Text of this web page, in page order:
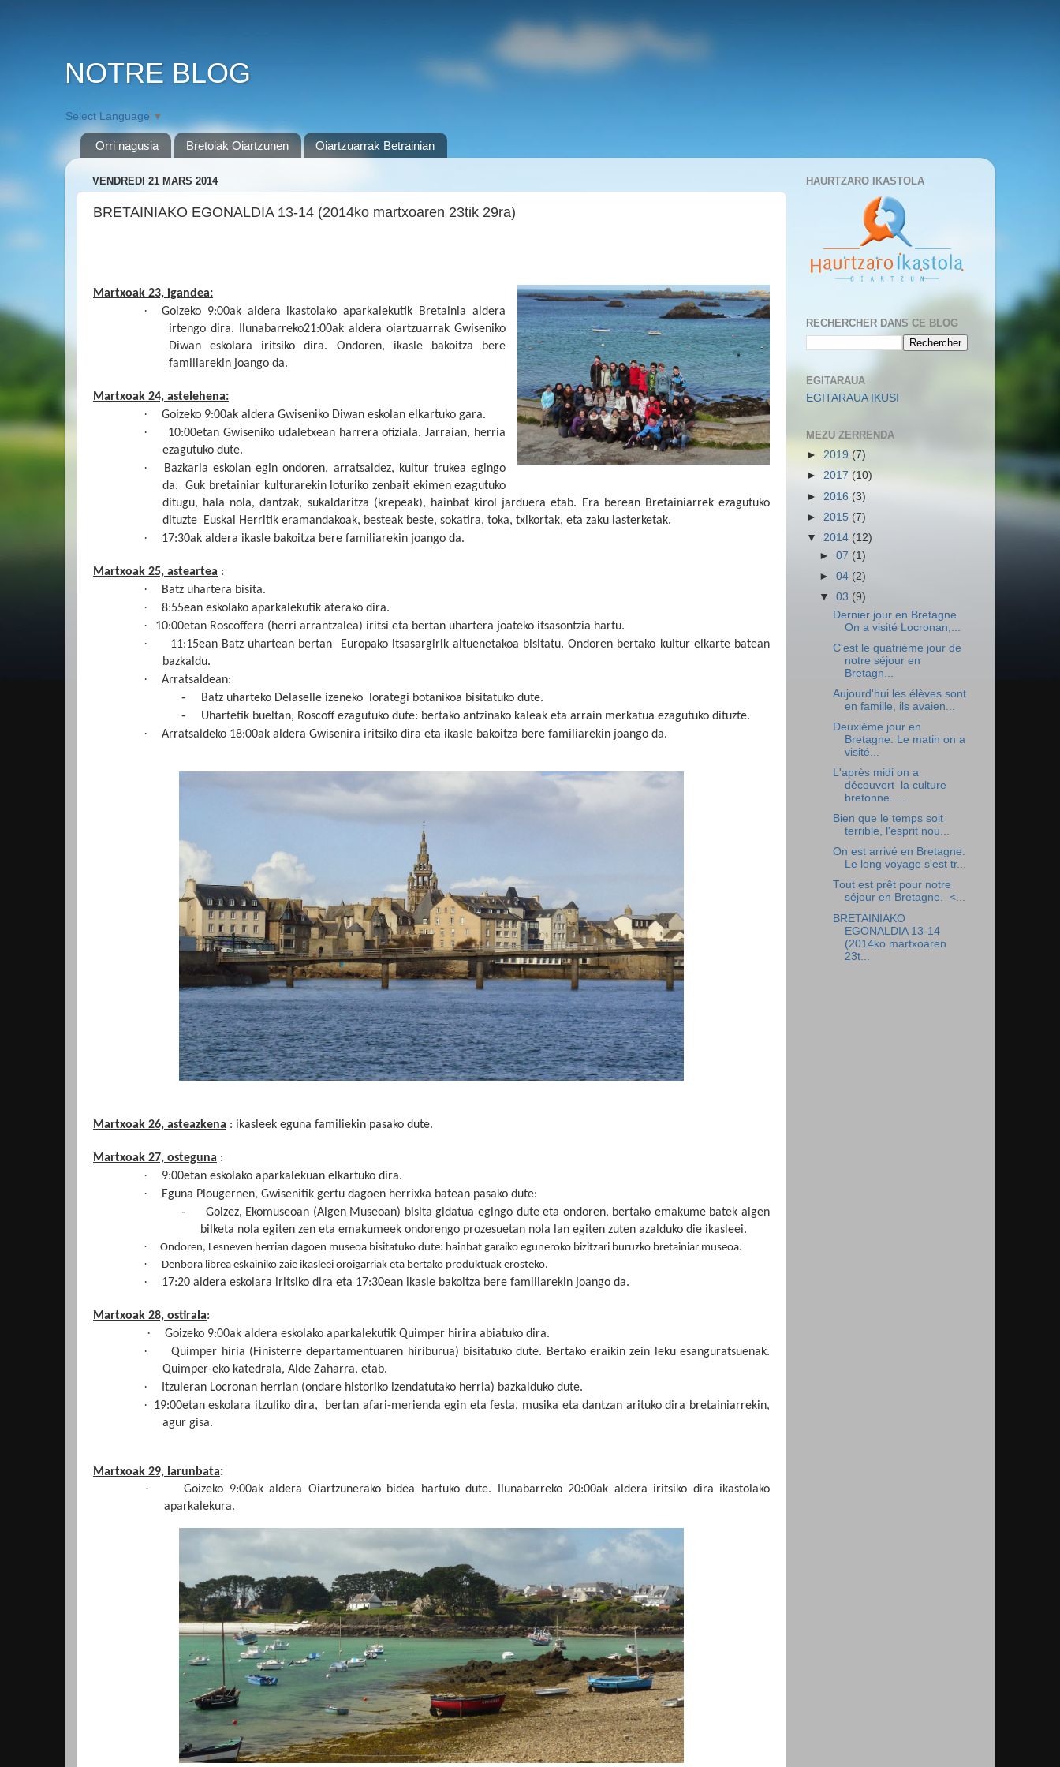
NOTRE BLOG
Select Language ▼
Orri nagusia Bretoiak Oiartzunen Oiartzuarrak Betrainian
VENDREDI 21 MARS 2014
BRETAINIAKO EGONALDIA 13-14 (2014ko martxoaren 23tik 29ra)
Martxoak 23, igandea:
·
Goizeko 9:00ak aldera ikastolako aparkalekutik Bretainia aldera
irtengo dira. Ilunabarreko21:00ak aldera oiartzuarrak Gwiseniko
Diwan eskolara iritsiko dira. Ondoren, ikasle bakoitza bere
familiarekin joango da.
Martxoak 24, astelehena:
· Goizeko 9:00ak aldera Gwiseniko Diwan eskolan elkartuko gara.
·
10:00etan Gwiseniko udaletxean harrera ofiziala. Jarraian, herria
ezagutuko dute.
·
Bazkaria eskolan egin ondoren, arratsaldez, kultur trukea egingo
da.
Guk bretainiar kulturarekin loturiko zenbait ekimen ezagutuko
ditugu, hala nola, dantzak, sukaldaritza (krepeak), hainbat kirol jarduera etab. Era berean Bretainiarrek ezagutuko
dituzte
Euskal Herritik eramandakoak, besteak beste, sokatira, toka, txikortak, eta zaku lasterketak.
· 17:30ak aldera ikasle bakoitza bere familiarekin joango da.
Martxoak 25, asteartea :
· Batz uhartera bisita.
· 8:55ean eskolako aparkalekutik aterako dira.
· 10:00etan Roscoffera (herri arrantzalea) iritsi eta bertan uhartera joateko itsasontzia hartu.
· 11:15ean Batz uhartean bertan
Europako itsasargirik altuenetakoa bisitatu. Ondoren bertako kultur elkarte batean
bazkaldu.
· Arratsaldean:
- Batz uharteko Delaselle izeneko lorategi botanikoa bisitatuko dute.
- Uhartetik bueltan, Roscoff ezagutuko dute: bertako antzinako kaleak eta arrain merkatua ezagutuko dituzte.
· Arratsaldeko 18:00ak aldera Gwisenira iritsiko dira eta ikasle bakoitza bere familiarekin joango da.
Martxoak 26, asteazkena : ikasleek eguna familiekin pasako dute.
Martxoak 27, osteguna :
· 9:00etan eskolako aparkalekuan elkartuko dira.
· Eguna Plougernen, Gwisenitik gertu dagoen herrixka batean pasako dute:
-
Goizez, Ekomuseoan (Algen Museoan) bisita gidatua egingo dute eta ondoren, bertako emakume batek algen
bilketa nola egiten zen eta emakumeek ondorengo prozesuetan nola lan egiten zuten azalduko die ikasleei.
·
Ondoren, Lesneven herrian dagoen museoa bisitatuko dute: hainbat garaiko eguneroko bizitzari buruzko bretainiar museoa.
· Denbora librea eskainiko zaie ikasleei oroigarriak eta bertako produktuak erosteko.
· 17:20 aldera eskolara iritsiko dira eta 17:30ean ikasle bakoitza bere familiarekin joango da.
Martxoak 28, ostirala:
· Goizeko 9:00ak aldera eskolako aparkalekutik Quimper hirira abiatuko dira.
·
Quimper hiria (Finisterre departamentuaren hiriburua) bisitatuko dute. Bertako eraikin zein leku esanguratsuenak.
Quimper-eko katedrala, Alde Zaharra, etab.
· Itzuleran Locronan herrian (ondare historiko izendatutako herria) bazkalduko dute.
· 19:00etan eskolara itzuliko dira,
bertan afari-merienda egin eta festa, musika eta dantzan arituko dira bretainiarrekin,
agur gisa.
Martxoak 29, larunbata:
·
Goizeko 9:00ak aldera Oiartzunerako bidea hartuko dute. Ilunabarreko 20:00ak aldera iritsiko dira ikastolako
aparkalekura.
HAURTZARO IKASTOLA
RECHERCHER DANS CE BLOG
EGITARAUA
EGITARAUA IKUSI
MEZU ZERRENDA
► 2019 (7)
► 2017 (10)
► 2016 (3)
► 2015 (7)
▼ 2014 (12)
►07 (1)
►04 (2)
▼03 (9)
Dernier jour en Bretagne.
On a visité Locronan,...
C'est le quatrième jour de
notre séjour en
Bretagn...
Aujourd'hui les élèves sont
en famille, ils avaien...
Deuxième jour en
Bretagne: Le matin on a
visité...
L'après midi on a
découvert la culture
bretonne. ...
Bien que le temps soit
terrible, l'esprit nou...
On est arrivé en Bretagne.
Le long voyage s'est tr...
Tout est prêt pour notre
séjour en Bretagne. <...
BRETAINIAKO
EGONALDIA 13-14
(2014ko martxoaren
23t...